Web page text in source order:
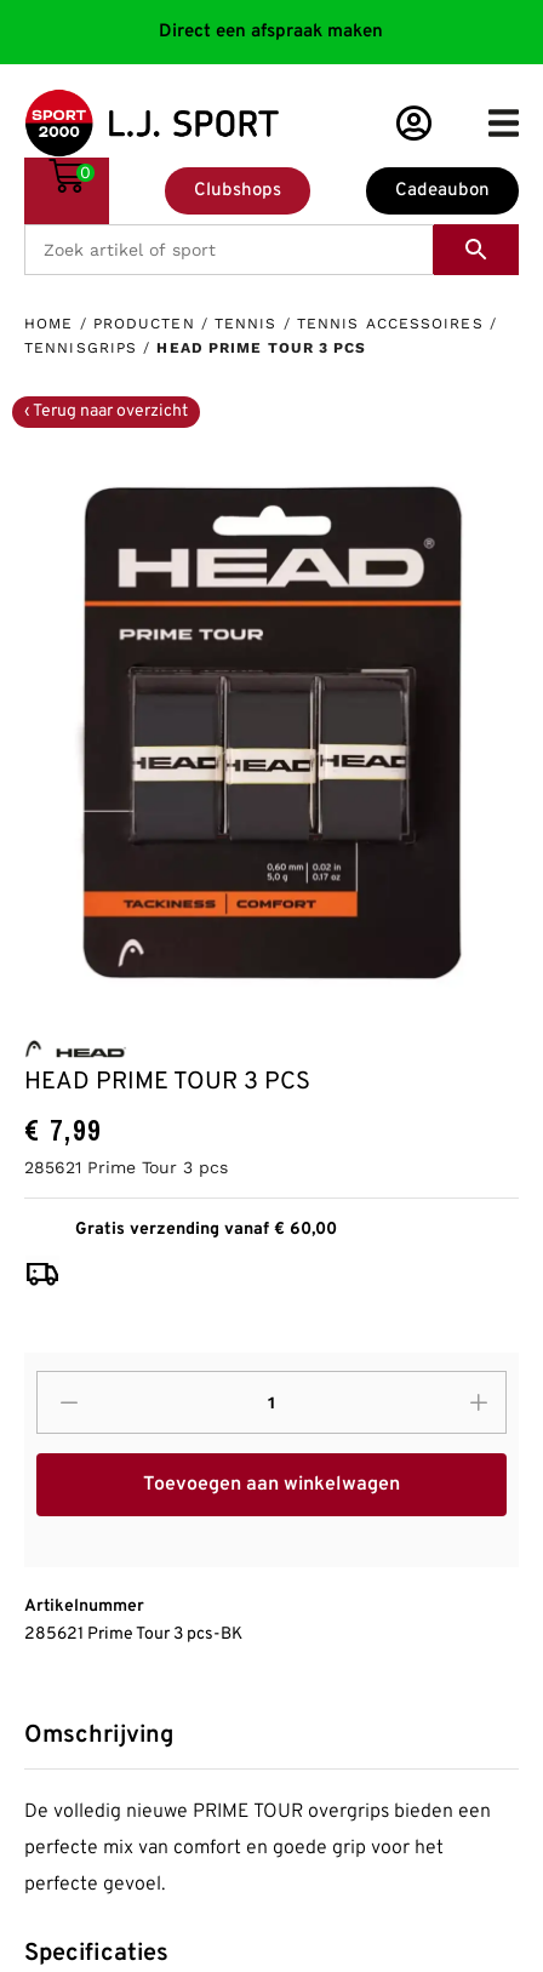
Direct een afspraak maken
Cadeaubon
Clubshops
0
HOME / PRODUCTEN / TENNIS / TENNIS ACCESSOIRES /
TENNISGRIPS /HEAD PRIME TOUR 3 PCS
HEAD PRIME TOUR 3 PCS
€ 7,99
285621 Prime Tour 3 pcs
Gratis verzending vanaf € 60,00
Toevoegen aan winkelwagen
Artikelnummer
285621 Prime Tour 3 pcs-BK
Omschrijving
De volledig nieuwe PRIME TOUR overgrips bieden een
perfecte mix van comfort en goede grip voor het
perfecte gevoel.
Specificaties